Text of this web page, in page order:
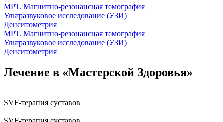
МРТ. Магнитно-резонансная томография
Ультразвуковое исследование (УЗИ)
Денситометрия
МРТ. Магнитно-резонансная томография
Ультразвуковое исследование (УЗИ)
Денситометрия
Лечение в «Мастерской Здоровья»
SVF-терапия суставов
SVF-терапия суставов